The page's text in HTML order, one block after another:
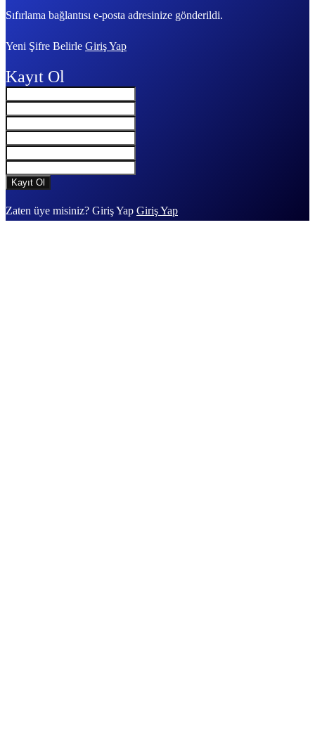
Sıfırlama bağlantısı e-posta adresinize gönderildi.
Yeni Şifre Belirle Giriş Yap
Kayıt Ol
Zaten üye misiniz? Giriş Yap Giriş Yap